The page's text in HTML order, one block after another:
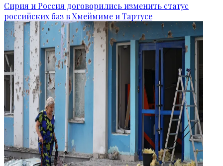
Сирия и Россия договорились изменить статус
российских баз в Хмеймиме и Тартусе